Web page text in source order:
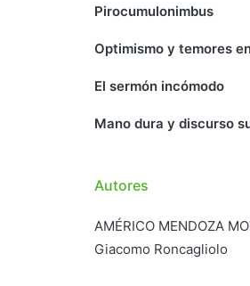
Pirocumulonimbus
Optimismo y temores
El sermón incómodo
Mano dura y discurso
Autores
AMÉRICO MENDOZA
Giacomo Roncagliolo